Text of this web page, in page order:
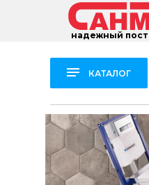
надежный
КАТАЛОГ